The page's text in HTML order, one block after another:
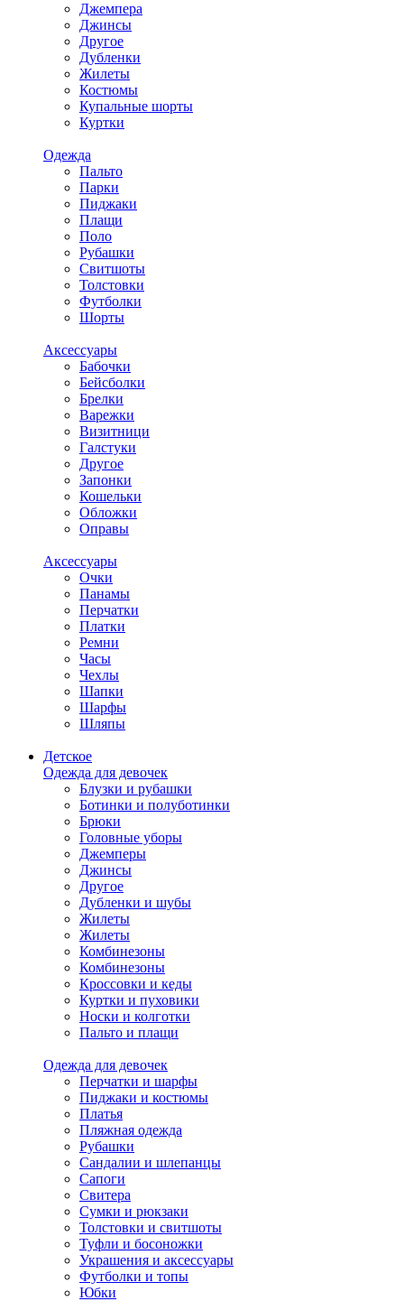
Джемпера
Джинсы
Другое
Дубленки
Жилеты
Костюмы
Купальные шорты
Куртки
Одежда
Пальто
Парки
Пиджаки
Плащи
Поло
Рубашки
Свитшоты
Толстовки
Футболки
Шорты
Аксессуары
Бабочки
Бейсболки
Брелки
Варежки
Визитници
Галстуки
Другое
Запонки
Кошельки
Обложки
Оправы
Аксессуары
Очки
Панамы
Перчатки
Платки
Ремни
Часы
Чехлы
Шапки
Шарфы
Шляпы
Детское
Одежда для девочек
Блузки и рубашки
Ботинки и полуботинки
Брюки
Головные уборы
Джемперы
Джинсы
Другое
Дубленки и шубы
Жилеты
Жилеты
Комбинезоны
Комбинезоны
Кроссовки и кеды
Куртки и пуховики
Носки и колготки
Пальто и плащи
Одежда для девочек
Перчатки и шарфы
Пиджаки и костюмы
Платья
Пляжная одежда
Рубашки
Сандалии и шлепанцы
Сапоги
Свитера
Сумки и рюкзаки
Толстовки и свитшоты
Туфли и босоножки
Украшения и аксессуары
Футболки и топы
Юбки